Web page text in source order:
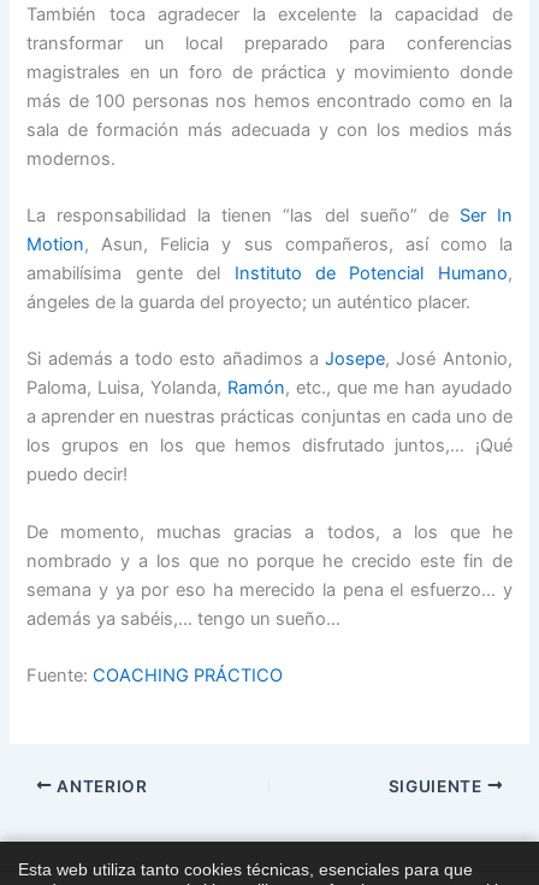
También toca agradecer la excelente la capacidad de
transformar un local preparado para conferencias
magistrales en un foro de práctica y movimiento donde
más de 100 personas nos hemos encontrado como en la
sala de formación más adecuada y con los medios más
modernos.
La responsabilidad la tienen “las del sueño” de Ser In
Motion, Asun, Felicia y sus compañeros, así como la
amabilísima gente del Instituto de Potencial Humano,
ángeles de la guarda del proyecto; un auténtico placer.
Si además a todo esto añadimos aJosepe, José Antonio,
Paloma, Luisa, Yolanda, Ramón, etc., que me han ayudado
a aprender en nuestras prácticas conjuntas en cada uno de
los grupos en los que hemos disfrutado juntos,… ¡Qué
puedo decir!
De momento, muchas gracias a todos, a los que he
nombrado y a los que no porque he crecido este fin de
semana y ya por eso ha merecido la pena el esfuerzo… y
además ya sabéis,… tengo un sueño…
Fuente:COACHING PRÁCTICO
ANTERIOR SIGUIENTE
Esta web utiliza tanto cookies técnicas, esenciales para que